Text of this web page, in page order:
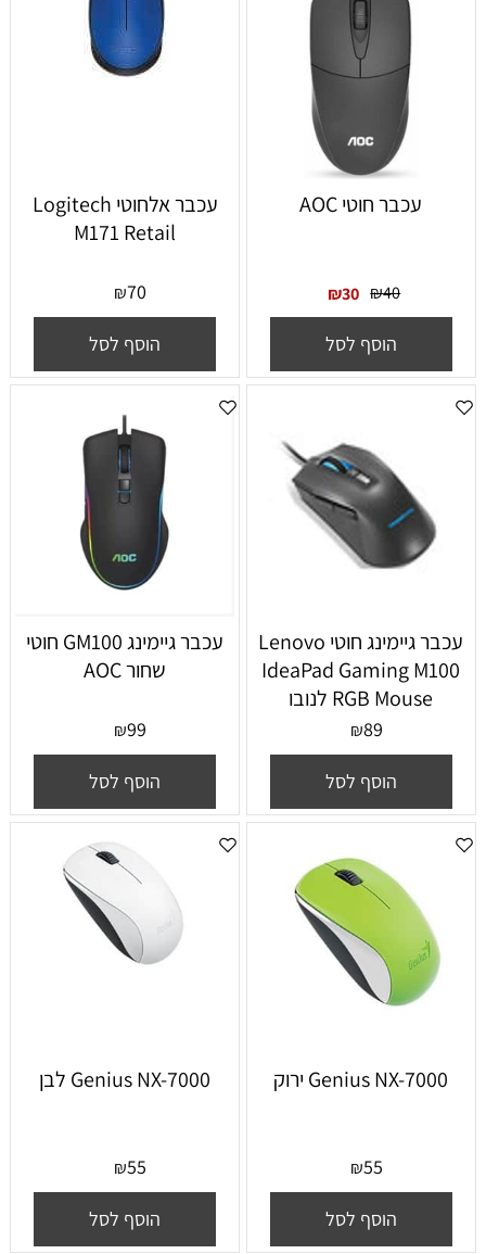
עכבר חוטי AOC
₪40
₪30
הוסף לסל
עכבר אלחוטי Logitech
M171 Retail
₪70
הוסף לסל
‏עכבר גיימינג ‏חוטי Lenovo
IdeaPad Gaming M100
RGB Mouse לנובו
₪89
הוסף לסל
עכבר גיימינג GM100 חוטי
שחור AOC
₪99
הוסף לסל
Genius NX-7000 ירוק
₪55
הוסף לסל
Genius NX-7000 לבן
₪55
הוסף לסל